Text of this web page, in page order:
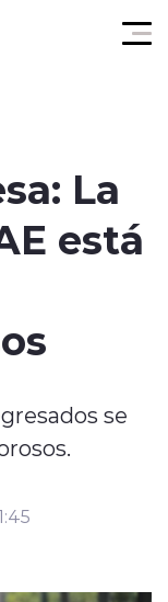
La
está
se